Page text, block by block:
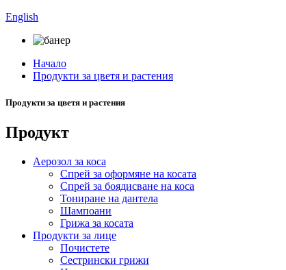
English
Начало
Продукти за цветя и растения
Продукти за цветя и растения
Продукт
Аерозол за коса
Спрей за оформяне на косата
Спрей за боядисване на коса
Тониране на дантела
Шампоани
Грижа за косата
Продукти за лице
Почистете
Сестрински грижи